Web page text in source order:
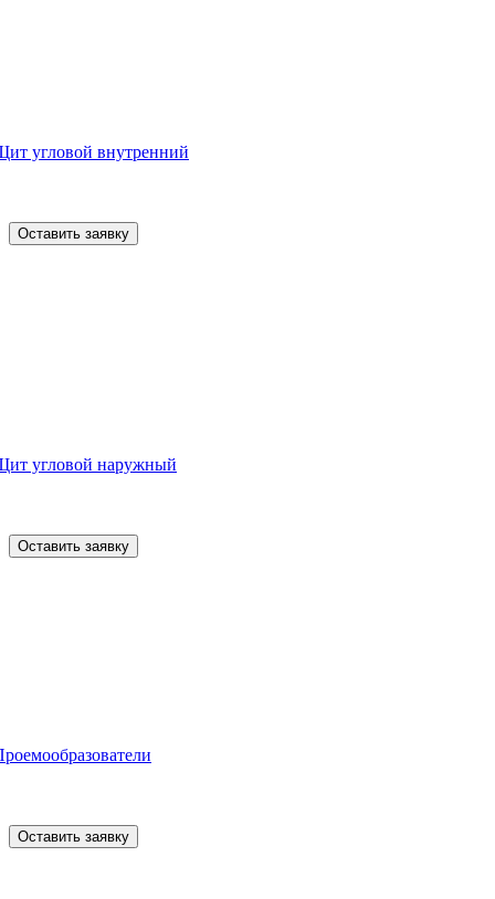
угловой внутренний
Оставить заявку
угловой наружный
Оставить заявку
Оставить заявку